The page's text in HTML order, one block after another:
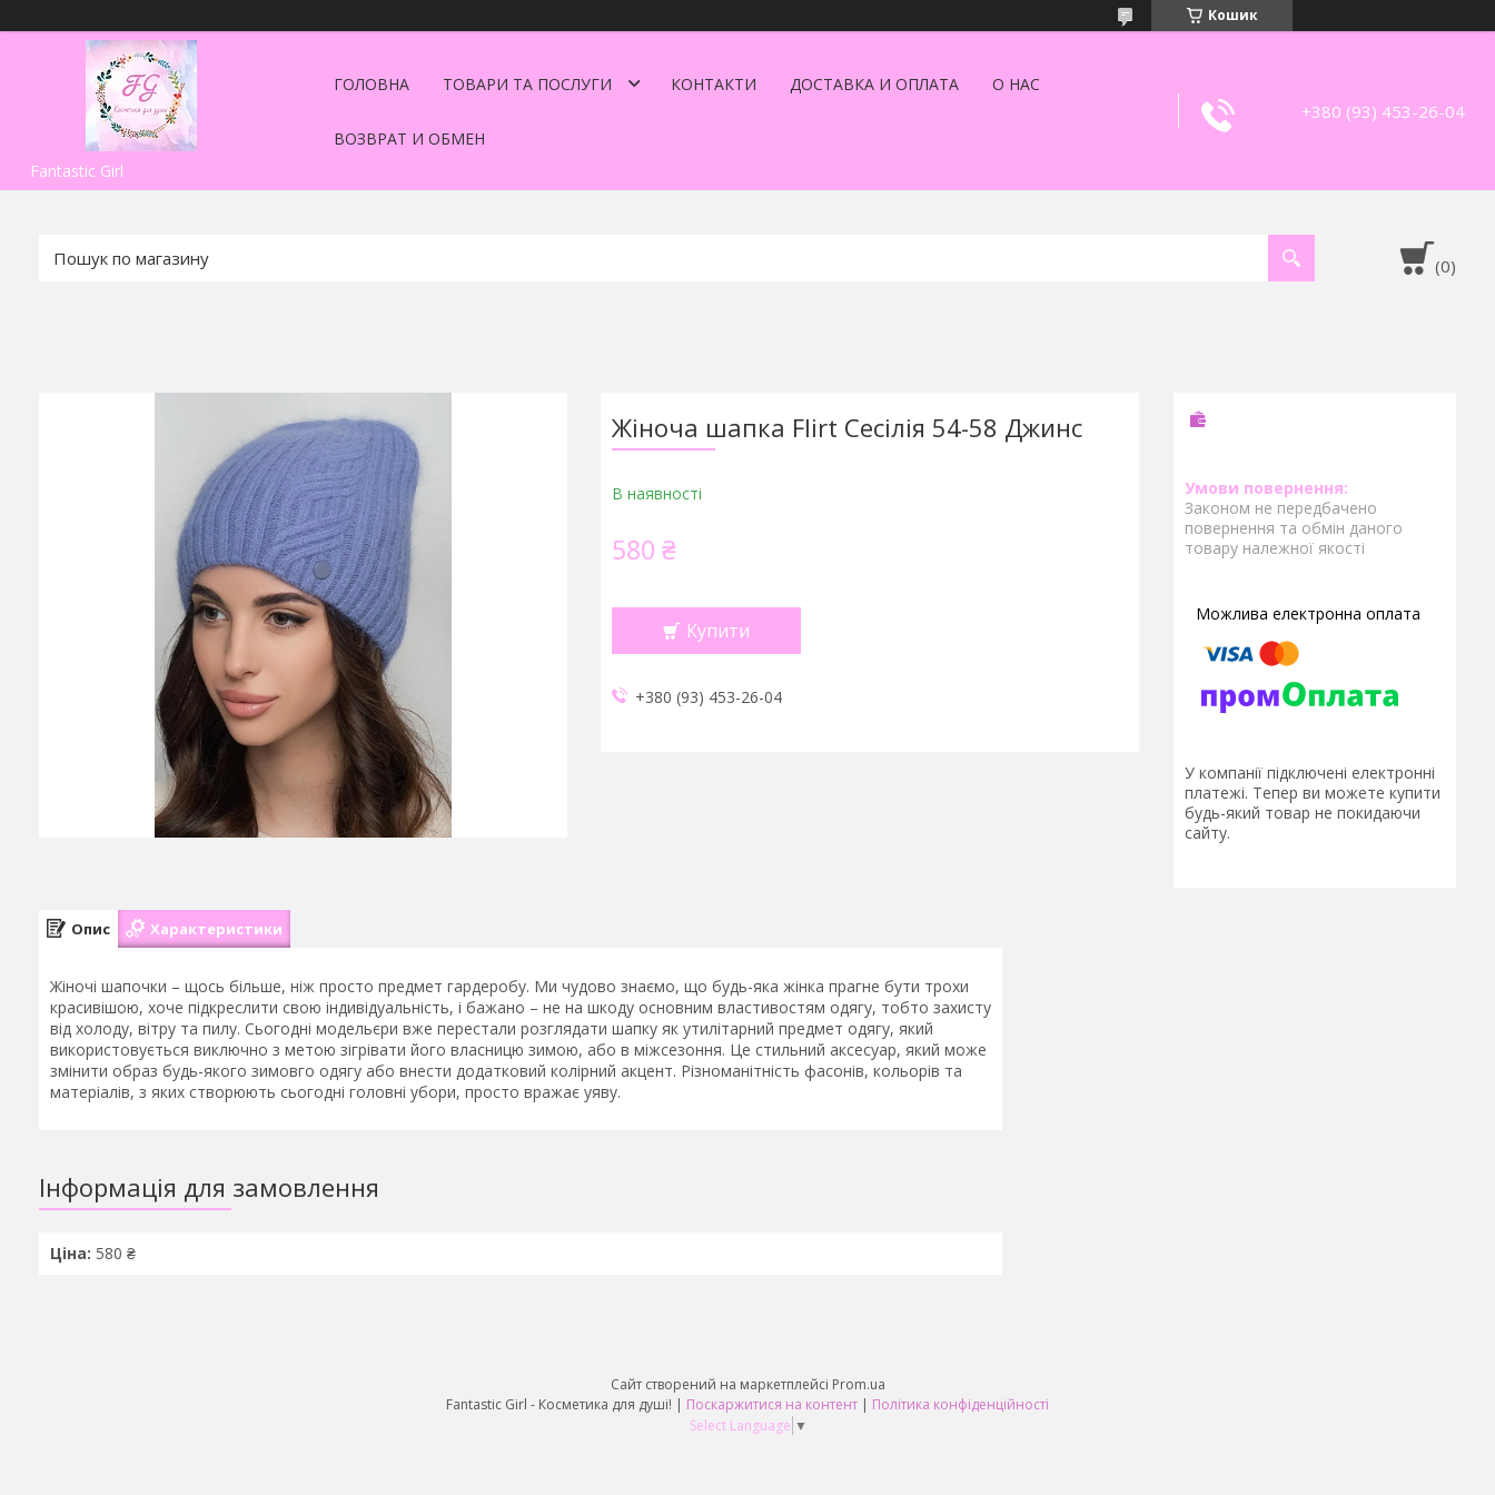
Кошик
Fantastic Girl
ГОЛОВНА ТОВАРИ ТА ПОСЛУГИ КОНТАКТИ ДОСТАВКА И ОПЛАТА О НАС
ВОЗВРАТ И ОБМЕН
+380 (93) 453-26-04
Жіноча шапка Flirt Сесілія 54-58 Джинс
В наявності
580 ₴
Купити
+380 (93) 453-26-04
Законом не передбачено
повернення та обмін даного
товару належної якості
У компанії підключені електронні
платежі. Тепер ви можете купити
будь-який товар не покидаючи
сайту.
Опис Характеристики
Жіночі шапочки – щось більше, ніж просто предмет гардеробу. Ми чудово знаємо, що будь-яка жінка прагне бути трохи
красивішою, хоче підкреслити свою індивідуальність, і бажано – не на шкоду основним властивостям одягу, тобто захисту
від холоду, вітру та пилу. Сьогодні модельєри вже перестали розглядати шапку як утилітарний предмет одягу, який
використовується виключно з метою зігрівати його власницю зимою, або в міжсезоння. Це стильний аксесуар, який може
змінити образ будь-якого зимовго одягу або внести додатковий колірний акцент. Різноманітність фасонів, кольорів та
матеріалів, з яких створюють сьогодні головні убори, просто вражає уяву.
Інформація для замовлення
Ціна: 580 ₴
Сайт створений на маркетплейсі Prom.ua
Fantastic Girl - Косметика для душі! | Поскаржитися на контент | Політика конфіденційності
Select Language ▼